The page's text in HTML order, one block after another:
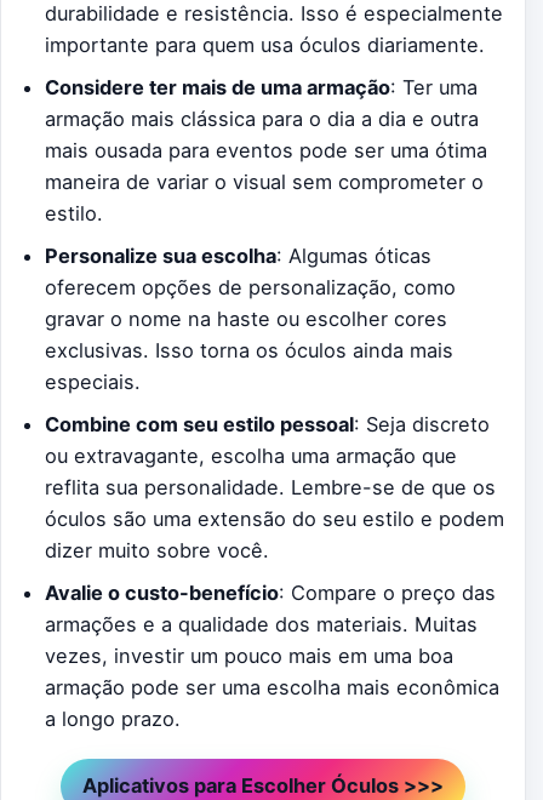
durabilidade e resistência. Isso é especialmente
importante para quem usa óculos diariamente.
Considere ter mais de uma armação: Ter uma
armação mais clássica para o dia a dia e outra
mais ousada para eventos pode ser uma ótima
maneira de variar o visual sem comprometer o
estilo.
Personalize sua escolha: Algumas óticas
oferecem opções de personalização, como
gravar o nome na haste ou escolher cores
exclusivas. Isso torna os óculos ainda mais
especiais.
Combine com seu estilo pessoal: Seja discreto
ou extravagante, escolha uma armação que
reflita sua personalidade. Lembre-se de que os
óculos são uma extensão do seu estilo e podem
dizer muito sobre você.
Avalie o custo-benefício: Compare o preço das
armações e a qualidade dos materiais. Muitas
vezes, investir um pouco mais em uma boa
armação pode ser uma escolha mais econômica
a longo prazo.
Aplicativos para Escolher Óculos >>>